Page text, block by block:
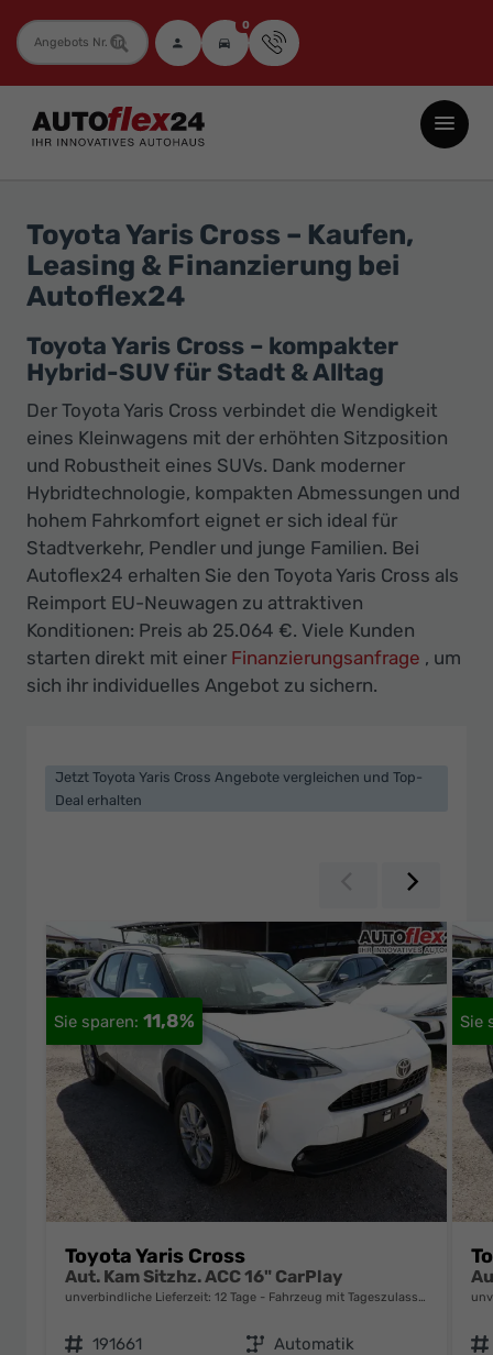
Fahrzeugnummer 0
Autoflex24
GmbH
Neuwagen
Jahreswagen
und
Gebrauchtwagen
zu
Top-
Preisen
-
Ihr
Innovatives
Autohaus
Toyota Yaris Cross – Kaufen,
Leasing & Finanzierung bei
Autoflex24
Toyota Yaris Cross – kompakter
Hybrid-SUV für Stadt & Alltag
Der Toyota Yaris Cross verbindet die Wendigkeit
eines Kleinwagens mit der erhöhten Sitzposition
und Robustheit eines SUVs. Dank moderner
Hybridtechnologie, kompakten Abmessungen und
hohem Fahrkomfort eignet er sich ideal für
Stadtverkehr, Pendler und junge Familien. Bei
Autoflex24 erhalten Sie den Toyota Yaris Cross als
Reimport EU-Neuwagen zu attraktiven
Konditionen: Preis ab 25.064 €. Viele Kunden
starten direkt mit einer Finanzierungsanfrage , um
sich ihr individuelles Angebot zu sichern.
Jetzt Toyota Yaris Cross Angebote vergleichen und Top-
Deal erhalten
Zurück
11,8%
Toyota Yaris Cross
Aut. Kam Sitzhz. ACC 16" CarPlay
unverbindliche Lieferzeit: 12 Tage Fahrzeug mit Tageszulassung
Fahrzeugnr. 191661 Getriebe Automatik
Fahrzeugnr.